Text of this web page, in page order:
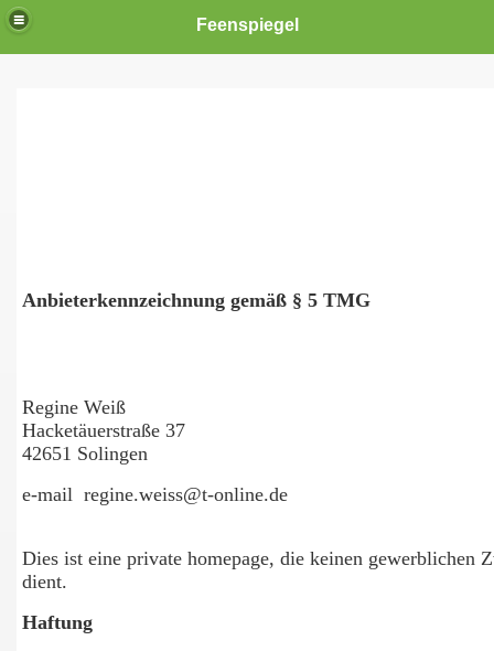
Feenspiegel
Anbieterkennzeichnung gemäß § 5 TMG
Regine Weiß
Hacketäuerstraße 37
42651 Solingen
e-mail regine.weiss@t-online.de
Dies ist eine private homepage, die keinen gewerblichen
dient.
Haftung